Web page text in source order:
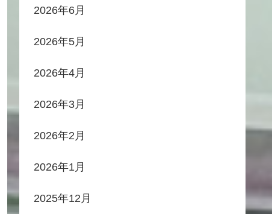
2026年6月
2026年5月
2026年4月
2026年3月
2026年2月
2026年1月
2025年12月